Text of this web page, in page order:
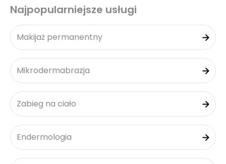
Najpopularniejsze usługi
Makijaż permanentny
Mikrodermabrazja
Zabieg na ciało
Endermologia